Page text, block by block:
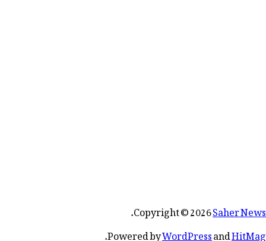
Copyright © 2026Saher News
.
Powered byWordPressandHitMag
.